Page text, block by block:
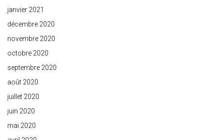
janvier 2021
décembre 2020
novembre 2020
octobre 2020
septembre 2020
août 2020
juillet 2020
juin 2020
mai 2020